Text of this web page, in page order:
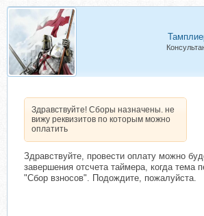
Здравствуйте! Сборы назначены. не
вижу реквизитов по которым можно
оплатить
Здравствуйте, провести оплату можно
завершения отсчета таймера, когда тема
"Сбор взносов". Подождите, пожалуйста.